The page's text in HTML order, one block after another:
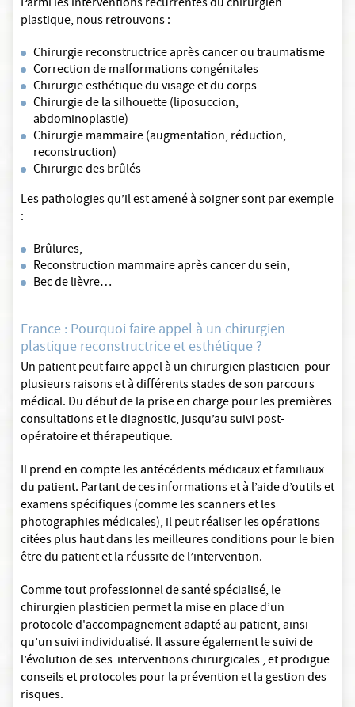
Parmi les interventions récurrentes du chirurgien
plastique, nous retrouvons :
Chirurgie reconstructrice après cancer ou traumatisme
Correction de malformations congénitales
Chirurgie esthétique du visage et du corps
Chirurgie de la silhouette (liposuccion,
abdominoplastie)
Chirurgie mammaire (augmentation, réduction,
reconstruction)
Chirurgie des brûlés
Les pathologies qu’il est amené à soigner sont par exemple
:
Brûlures,
Reconstruction mammaire après cancer du sein,
Bec de lièvre…
France : Pourquoi faire appel à un chirurgien
plastique reconstructrice et esthétique ?
Un patient peut faire appel à un chirurgien plasticien pour
plusieurs raisons et à différents stades de son parcours
médical. Du début de la prise en charge pour les premières
consultations et le diagnostic, jusqu’au suivi post-
opératoire et thérapeutique.
Il prend en compte les antécédents médicaux et familiaux
du patient. Partant de ces informations et à l’aide d’outils et
examens spécifiques (comme les scanners et les
photographies médicales), il peut réaliser les opérations
citées plus haut dans les meilleures conditions pour le bien
être du patient et la réussite de l’intervention.
Comme tout professionnel de santé spécialisé, le
chirurgien plasticien permet la mise en place d’un
protocole d'accompagnement adapté au patient, ainsi
qu’un suivi individualisé. Il assure également le suivi de
l’évolution de ses interventions chirurgicales , et prodigue
conseils et protocoles pour la prévention et la gestion des
risques.